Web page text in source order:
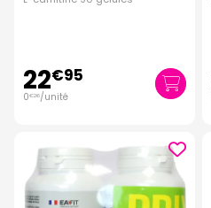
22€95
0€26/unité